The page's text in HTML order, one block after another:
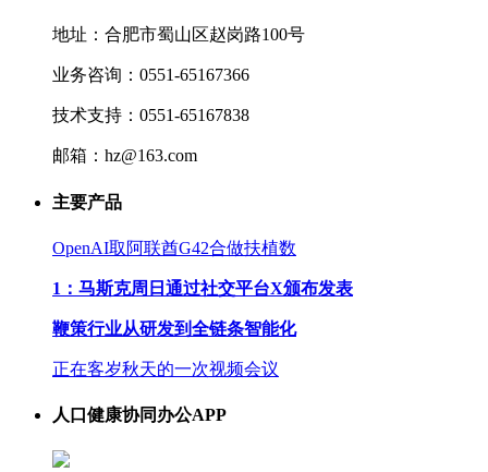
地址：合肥市蜀山区赵岗路100号
业务咨询：0551-65167366
技术支持：0551-65167838
邮箱：hz@163.com
主要产品
OpenAI取阿联酋G42合做扶植数
1：马斯克周日通过社交平台X颁布发表
鞭策行业从研发到全链条智能化
正在客岁秋天的一次视频会议
人口健康协同办公APP